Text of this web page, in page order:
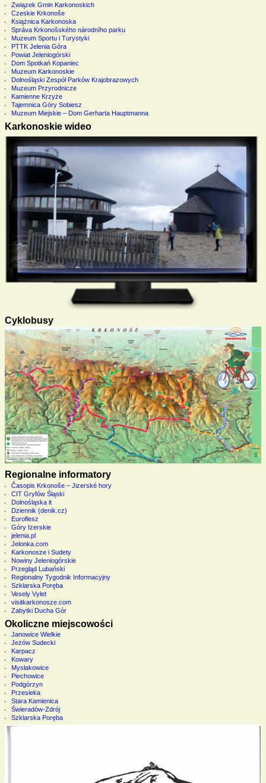
Związek Gmin Karkonoskich
Czeskie Krkonoše
Książnica Karkonoska
Správa Krkonošského národního parku
Muzeum Sportu i Turystyki
PTTK Jelenia Góra
Powiat Jeleniogórski
Dom Spotkań Kopaniec
Muzeum Karkonoskie
Dolnośląski Zespół Parków Krajobrazowych
Muzeum Przyrodnicze
Kamienne Krzyże
Tajemnica Góry Sobiesz
Muzeum Miejskie – Dom Gerharta Hauptmanna
Karkonoskie wideo
Cyklobusy
Regionalne informatory
Časopis Krkonoše – Jizerské hory
CIT Gryfów Śląski
Dolnośląska it
Dziennik (denik.cz)
Euroflesz
Góry Izerskie
jelenia.pl
Jelonka.com
Karkonosze i Sudety
Nowiny Jeleniogórskie
Przegląd Lubański
Regionalny Tygodnik Informacyjny
Szklarska Poręba
Vesely Vylet
visitkarkonosze.com
Zabytki Ducha Gór
Okoliczne miejscowości
Janowice Wielkie
Jeżów Sudecki
Karpacz
Kowary
Mysłakowice
Piechowice
Podgórzyn
Przesieka
Stara Kamienica
Świeradów-Zdrój
Szklarska Poręba